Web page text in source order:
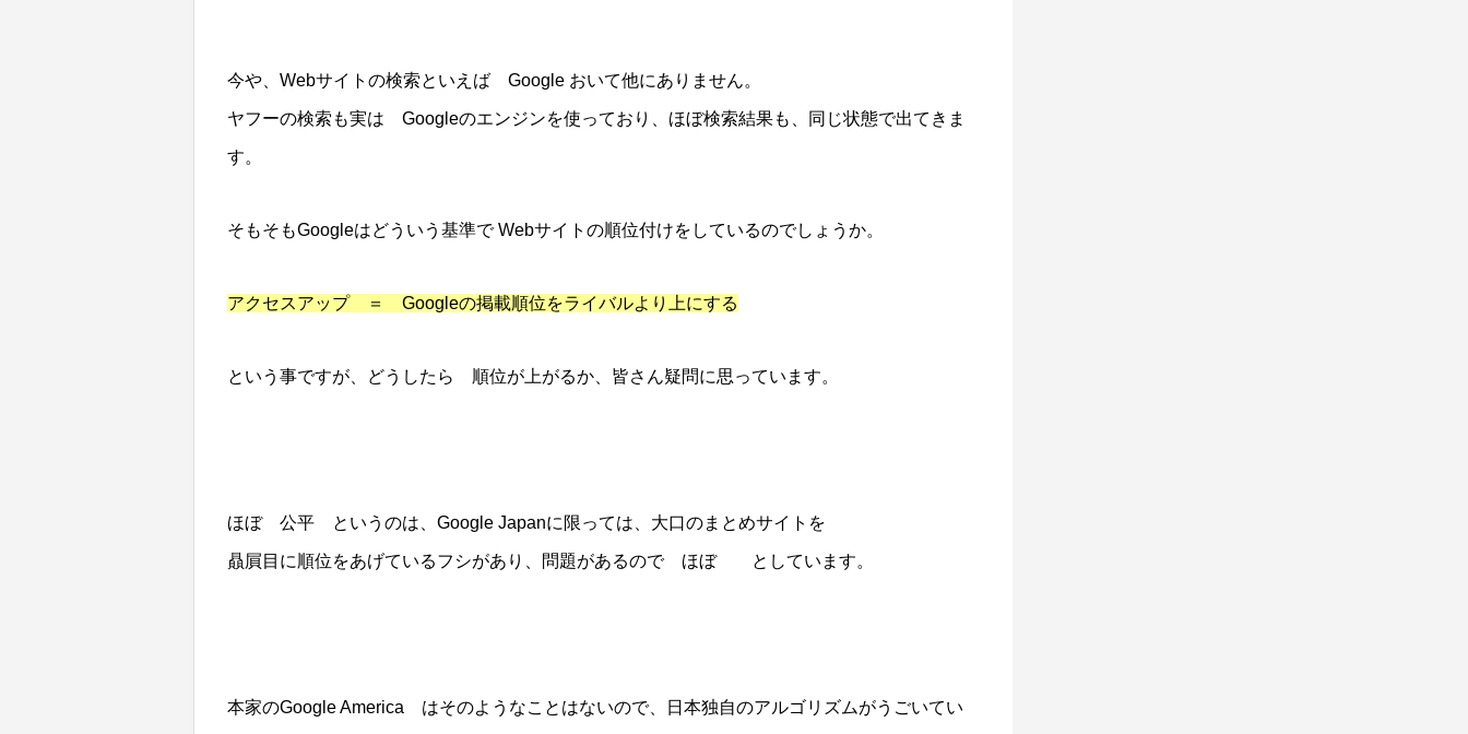
今や、Webサイトの検索といえば Google おいて他にありません。
ヤフーの検索も実は Googleのエンジンを使っており、ほぼ検索結果も、同じ状態で出てきま
す。
そもそもGoogleはどういう基準で Webサイトの順位付けをしているのでしょうか。
アクセスアップ ＝ Googleの掲載順位をライバルより上にする
という事ですが、どうしたら 順位が上がるか、皆さん疑問に思っています。
ほぼ 公平 というのは、Google Japanに限っては、大口のまとめサイトを
贔屓目に順位をあげているフシがあり、問題があるので ほぼ としています。
本家のGoogle America はそのようなことはないので、日本独自のアルゴリズムがうごいてい